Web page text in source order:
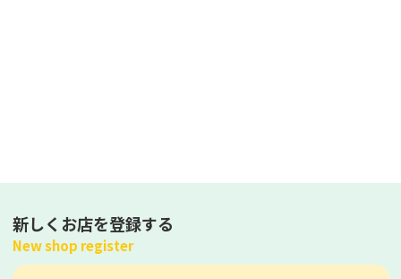
新しくお店を登録する
New shop register